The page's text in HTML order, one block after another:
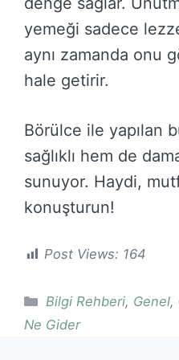
yemeği sadece
aynı zamanda onu
hale getirir.
Börülce ile yapılan
sağlıklı hem de
sunuyor. Haydi,
konuşturun!
Post Views: 164
Kategoriler
Bilgi Rehberi, Genel,
Ne Gider